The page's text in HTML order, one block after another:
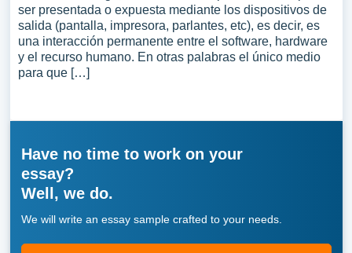
ser presentada o expuesta mediante los dispositivos de
salida (pantalla, impresora, parlantes, etc), es decir, es
una interacción permanente entre el software, hardware
y el recurso humano. En otras palabras el único medio
para que […]
Have no time to work on your
essay?
Well, we do.
We will write an essay sample crafted to your needs.